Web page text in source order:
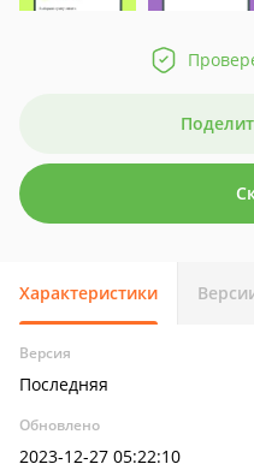
Характеристики
Версия
Последняя
Обновлено
2023-12-27 05:22:10